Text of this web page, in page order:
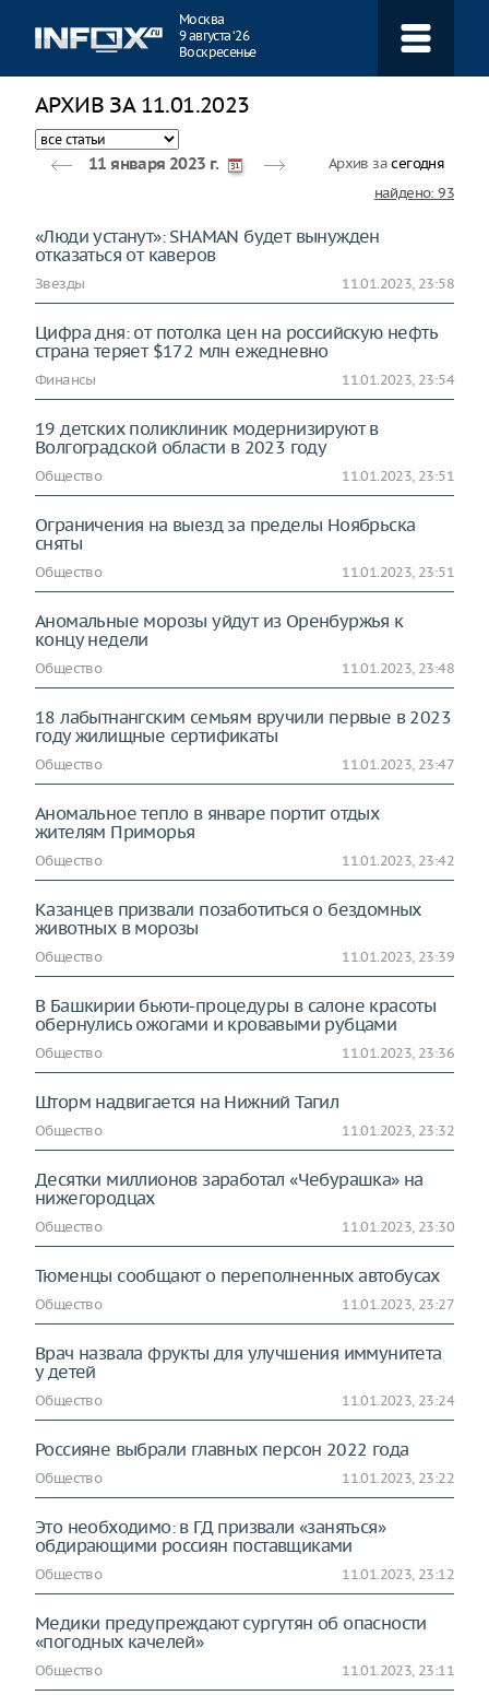
Москва
9 августа ‘26
Воскресенье
АРХИВ ЗА 11.01.2023
11 января 2023 г. Архив засегодня
найдено: 93
«Люди устанут»: SHAMAN будет вынужден
отказаться от каверов
Звезды 11.01.2023, 23:58
Цифра дня: от потолка цен на российскую нефть
страна теряет $172 млн ежедневно
Финансы 11.01.2023, 23:54
19 детских поликлиник модернизируют в
Волгоградской области в 2023 году
Общество 11.01.2023, 23:51
Ограничения на выезд за пределы Ноябрьска
сняты
Общество 11.01.2023, 23:51
Аномальные морозы уйдут из Оренбуржья к
концу недели
Общество 11.01.2023, 23:48
18 лабытнангским семьям вручили первые в 2023
году жилищные сертификаты
Общество 11.01.2023, 23:47
Аномальное тепло в январе портит отдых
жителям Приморья
Общество 11.01.2023, 23:42
Казанцев призвали позаботиться о бездомных
животных в морозы
Общество 11.01.2023, 23:39
В Башкирии бьюти-процедуры в салоне красоты
обернулись ожогами и кровавыми рубцами
Общество 11.01.2023, 23:36
Шторм надвигается на Нижний Тагил
Общество 11.01.2023, 23:32
Десятки миллионов заработал «Чебурашка» на
нижегородцах
Общество 11.01.2023, 23:30
Тюменцы сообщают о переполненных автобусах
Общество 11.01.2023, 23:27
Врач назвала фрукты для улучшения иммунитета
у детей
Общество 11.01.2023, 23:24
Россияне выбрали главных персон 2022 года
Общество 11.01.2023, 23:22
Это необходимо: в ГД призвали «заняться»
обдирающими россиян поставщиками
Общество 11.01.2023, 23:12
Медики предупреждают сургутян об опасности
«погодных качелей»
Общество 11.01.2023, 23:11